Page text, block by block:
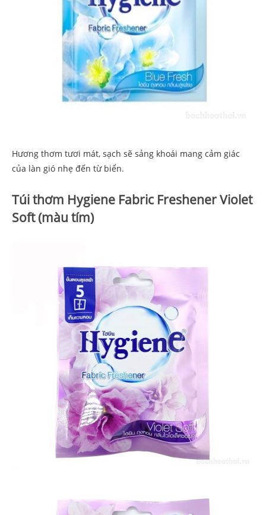
Hương thơm tươi mát, sạch sẽ sảng khoái mang cảm giác
của làn gió nhẹ đến từ biển.
Túi thơm Hygiene Fabric Freshener Violet
Soft (màu tím)